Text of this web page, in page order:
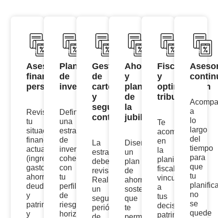
Asesoramiento
financiero
personalizado
Revisamos
tu
situación
financiera
actual
(ingresos,
gastos,
ahorro,
deudas
y
patrimonio)
y
Planificación
de
inversiones
Definimos
una
estrategia
de
inversión
coherente
con
tu
perfil
de
riesgo,
horizonte
Gestión
de
cartera
y
seguimiento
continuo
La
estrategia
debe
revisarse.
Realizo
un
seguimiento
periódico
Ahorro
y
planificación
de
la
jubilación
Diseñamos
un
plan
de
ahorro
sostenible
que
te
Fiscalidad
y
optimización
tributaria
Te
acompaño
en
la
planificación
fiscal
vinculada
a
tus
decisiones
patrimoniales
a
lo
largo
del
tiempo
para
que
tu
no
se
quede